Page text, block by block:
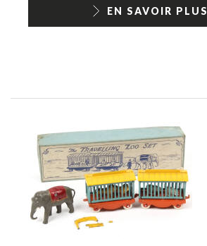
1/18ème moderneEN SAVOIR PLUS